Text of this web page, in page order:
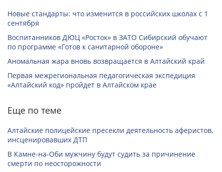
Новые стандарты: что изменится в российских школах с 1
сентября
Воспитанников ДЮЦ «Росток» в ЗАТО Сибирский обучают
по программе «Готов к санитарной обороне»
Аномальная жара вновь возвращается в Алтайский край
Первая межрегиональная педагогическая экспедиция
«Алтайский код» пройдет в Алтайском крае
Еще по теме
Алтайские полицейские пресекли деятельность аферистов,
инсценировавших ДТП
В Камне-на-Оби мужчину будут судить за причинение
смерти по неосторожности